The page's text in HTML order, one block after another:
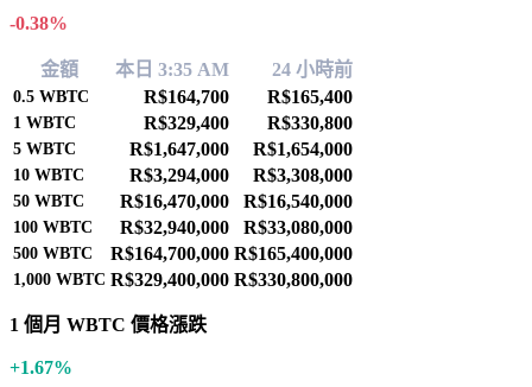
-0.38%
金額 本日 3:35 AM 24 小時前
0.5 WBTC R$164,700 R$165,400
1 WBTC R$329,400 R$330,800
5 WBTC R$1,647,000 R$1,654,000
10 WBTC R$3,294,000 R$3,308,000
50 WBTC R$16,470,000 R$16,540,000
100 WBTC R$32,940,000 R$33,080,000
500 WBTC R$164,700,000 R$165,400,000
1,000 WBTC R$329,400,000 R$330,800,000
1 個月 WBTC 價格漲跌
+1.67%